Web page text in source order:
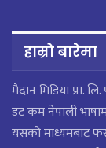
हाम्रो बारेमा
मैदान मिडिया प्रा.
डट कम नेपाली
यसको माध्यमबाट